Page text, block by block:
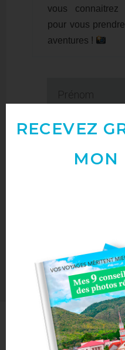
vous connaitrez
pour vous
aventures !
Abonne-toi à
RECEVEZ
MON